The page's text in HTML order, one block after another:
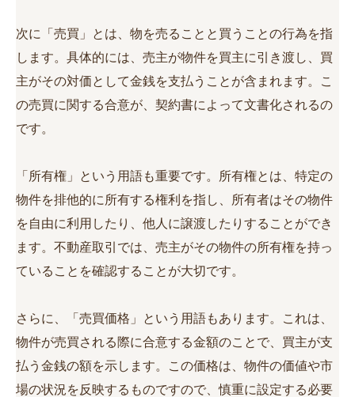
次に「売買」とは、物を売ることと買うことの行為を指
します。具体的には、売主が物件を買主に引き渡し、買
主がその対価として金銭を支払うことが含まれます。こ
の売買に関する合意が、契約書によって文書化されるの
です。
「所有権」という用語も重要です。所有権とは、特定の
物件を排他的に所有する権利を指し、所有者はその物件
を自由に利用したり、他人に譲渡したりすることができ
ます。不動産取引では、売主がその物件の所有権を持っ
ていることを確認することが大切です。
さらに、「売買価格」という用語もあります。これは、
物件が売買される際に合意する金額のことで、買主が支
払う金銭の額を示します。この価格は、物件の価値や市
場の状況を反映するものですので、慎重に設定する必要